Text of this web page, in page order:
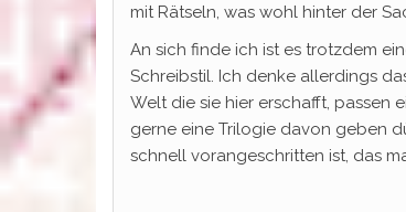
mit Rätseln, was wohl hinter der
An sich finde ich ist es trotzdem
Schreibstil. Ich denke allerdings
Welt die sie hier erschafft, passen
gerne eine Trilogie davon geben
schnell vorangeschritten ist, das